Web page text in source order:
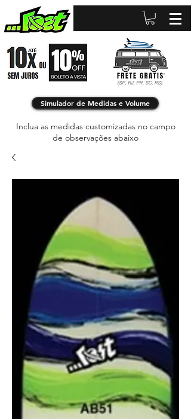
Simulador de Medidas e Volume
Inclua as medidas customizadas no campo
de observações abaixo